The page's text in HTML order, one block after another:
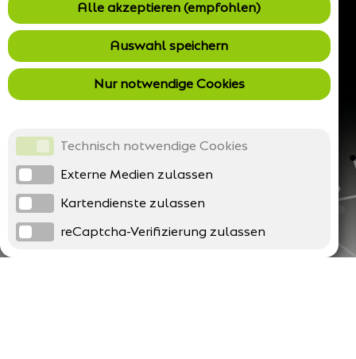
Alle akzeptieren (empfohlen)
Auswahl speichern
Nur notwendige Cookies
Technisch notwendige Cookies
Externe Medien zulassen
Kartendienste zulassen
reCaptcha-Verifizierung zulassen